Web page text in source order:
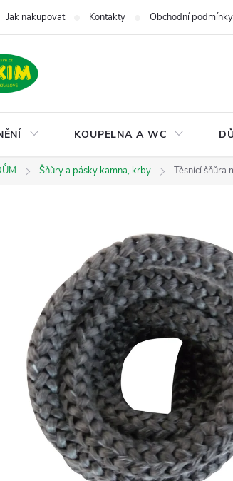
Jak nakupovat Kontakty Obchodní podmínky
KOUPELNA A WC
Šňůry a pásky kamna, krby Těsnící šňůra